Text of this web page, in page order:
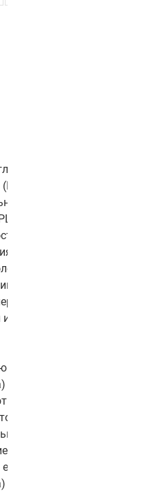
стеклом
полотна: Серая луна)
решение для любого
пластика обеспечивает
к износу и
делая её долговечной и
чем 50 цветам
дверь легко
концепцию,
выразительности
Balance 11
придаёт двери уникальный
морской тематики или
не только эстетическое
— стекло позволяет
и визуально разделять
целостности. Balance 11
с CPL-покрытием —